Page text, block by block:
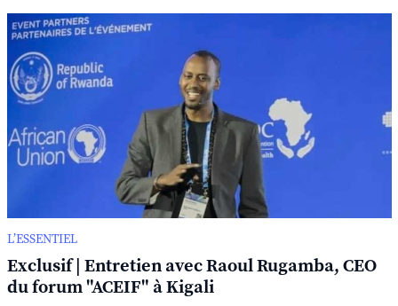
L’ESSENTIEL
Exclusif | Entretien avec Raoul Rugamba, CEO
du forum "ACEIF" à Kigali